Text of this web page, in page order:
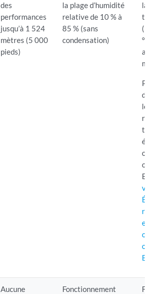
des
performances
jusqu’à 1 524
mètres (5 000
pieds)
la plage d’humidité
relative de 10 % à
85 % (sans
condensation)
la
m
Aucune
Fonctionnement